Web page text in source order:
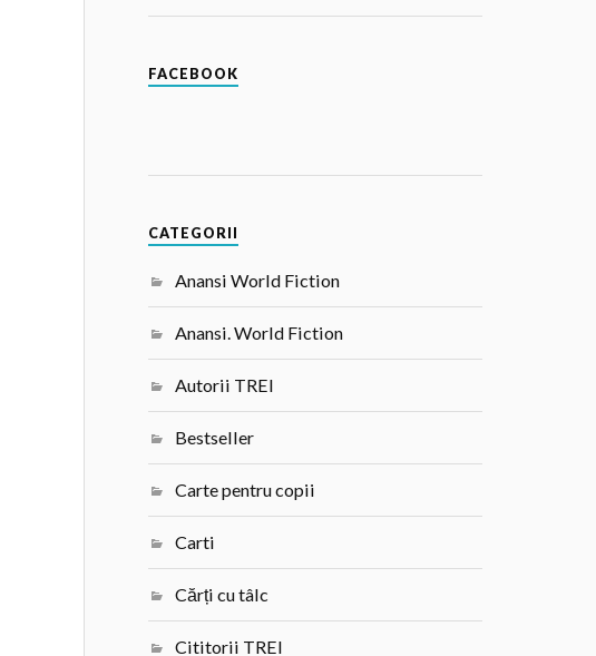
FACEBOOK
CATEGORII
Anansi World Fiction
Anansi. World Fiction
Autorii TREI
Bestseller
Carte pentru copii
Carti
Cărți cu tâlc
Cititorii TREI